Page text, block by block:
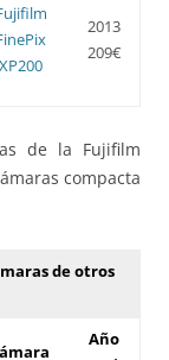
XP200
2013
209€
de la Fujifilm
compacta
de otros
Año